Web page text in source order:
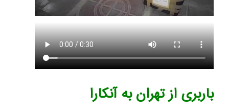
باربری از تهران به آنکارا